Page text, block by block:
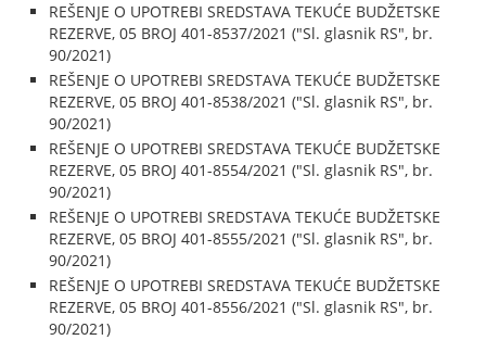
REŠENJE O UPOTREBI SREDSTAVA TEKUĆE BUDŽETSKE
REZERVE, 05 BROJ 401-8537/2021 ("Sl. glasnik RS", br.
90/2021)
REŠENJE O UPOTREBI SREDSTAVA TEKUĆE BUDŽETSKE
REZERVE, 05 BROJ 401-8538/2021 ("Sl. glasnik RS", br.
90/2021)
REŠENJE O UPOTREBI SREDSTAVA TEKUĆE BUDŽETSKE
REZERVE, 05 BROJ 401-8554/2021 ("Sl. glasnik RS", br.
90/2021)
REŠENJE O UPOTREBI SREDSTAVA TEKUĆE BUDŽETSKE
REZERVE, 05 BROJ 401-8555/2021 ("Sl. glasnik RS", br.
90/2021)
REŠENJE O UPOTREBI SREDSTAVA TEKUĆE BUDŽETSKE
REZERVE, 05 BROJ 401-8556/2021 ("Sl. glasnik RS", br.
90/2021)